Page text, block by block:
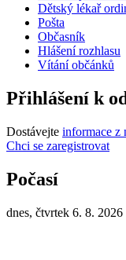
Dětský lékař
Pošta
Občasník
Hlášení rozhlasu
Vítání občánků
Přihlášení k
Dostávejte informace z
Chci se zaregistrovat
Počasí
dnes, čtvrtek 6. 8. 2026